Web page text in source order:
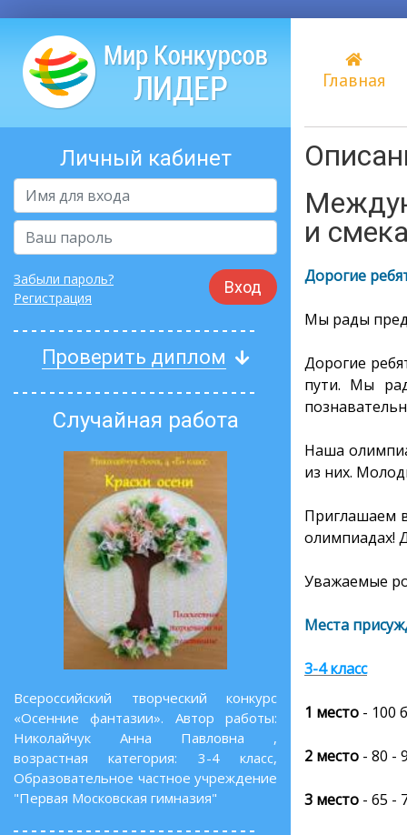
Главная
Личный кабинет
Вход
Забыли пароль?
Регистрация
Проверить диплом
Случайная работа
Всероссийский творческий конкурс
«Осенние фантазии». Автор работы:
Николайчук Анна Павловна ,
возрастная категория: 3-4 класс,
Образовательное частное учреждение
"Первая Московская гимназия"
и
Дорогие
Мы рады
Дорогие
пути. Мы
Наша
из них.
Приглашаем
олимпиадах!
Уважаемые
Места
3-4 класс
1 место - 100
2 место - 80 -
3 место - 65 -